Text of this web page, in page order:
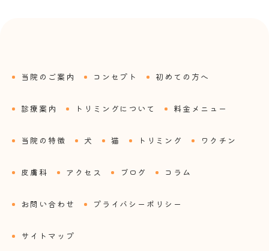
当院のご案内 コンセプト 初めての方へ
診療案内 トリミングについて 料金メニュー
当院の特徴 犬 猫 トリミング ワクチン
皮膚科 アクセス ブログ コラム
お問い合わせ プライバシーポリシー
サイトマップ